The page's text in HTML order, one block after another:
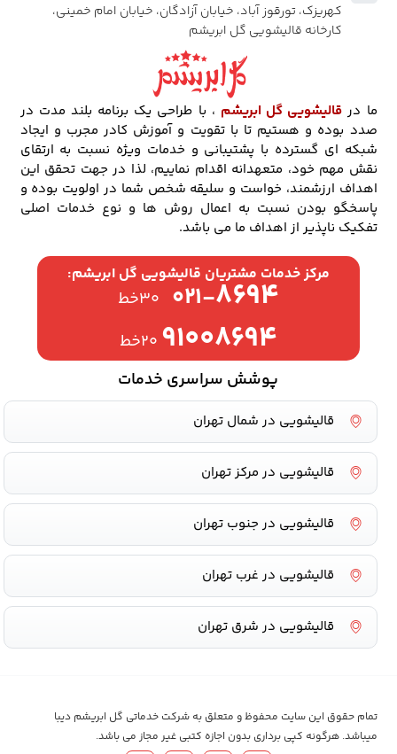
کهریزک، تورقوز آباد، خیابان آزادگان، خیابان امام خمینی،
کارخانه قالیشویی گل ابریشم
ما در قالیشویی گل ابریشم ، با طراحی یک برنامه بلند مدت در
صدد بوده و هستیم تا با تقویت و آموزش کادر مجرب و ایجاد
شبکه ای گسترده با پشتیبانی و خدمات ویژه نسبت به ارتقای
نقش مهم خود، متعهدانه اقدام نماییم، لذا در جهت تحقق این
اهداف ارزشمند، خواست و سلیقه شخص شما در اولویت بوده و
پاسخگو بودن نسبت به اعمال روش ها و نوع خدمات اصلی
تفکیک ناپذیر از اهداف ما می باشد.
مرکز خدمات مشتریان قالیشویی گل ابریشم:
۰۲۱-۸۶۹۴ ۳۰خط
۹۱۰۰۸۶۹۴ ۲۰خط
پوشش سراسری خدمات
قالیشویی در شمال تهران
قالیشویی در مرکز تهران
قالیشویی در جنوب تهران
قالیشویی در غرب تهران
قالیشویی در شرق تهران
تمام حقوق این سایت محفوظ و متعلق به شرکت خدماتی گل ابریشم دیبا
میباشد. هرگونه کپی برداری بدون اجازه کتبی غیر مجاز می باشد.